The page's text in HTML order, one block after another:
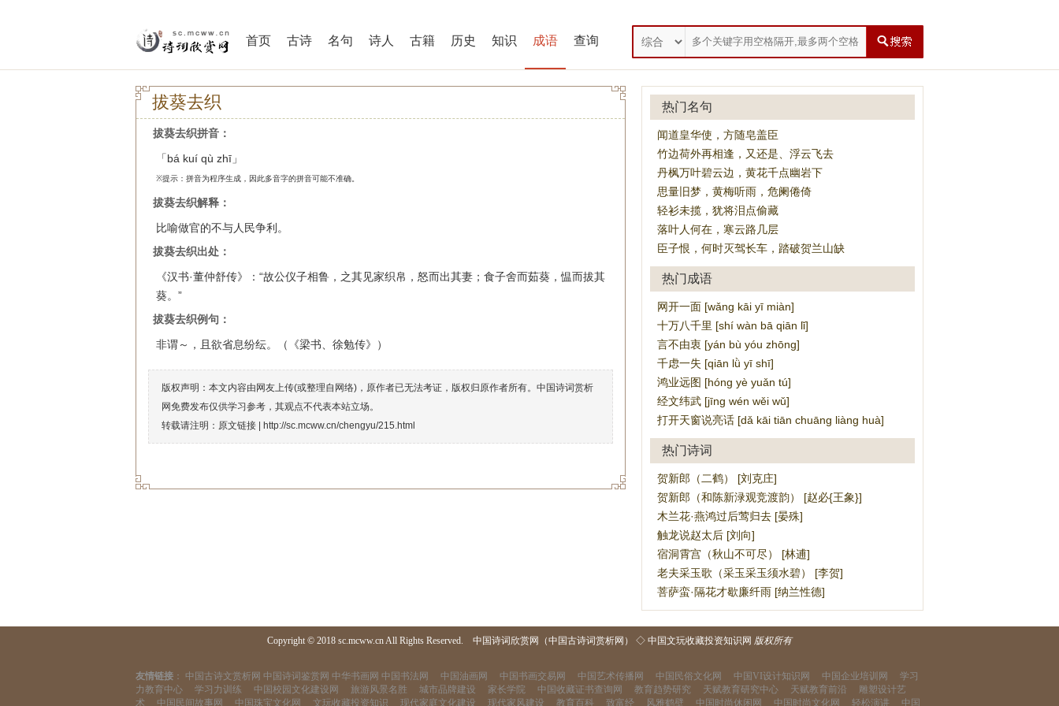
首页 古诗 名句 诗人 古籍 历史 知识 成语 查询
拔葵去织
拔葵去织拼音：
「bá kuí qù zhī」
※提示：拼音为程序生成，因此多音字的拼音可能不准确。
拔葵去织解释：
比喻做官的不与人民争利。
拔葵去织出处：
《汉书·董仲舒传》：“故公仪子相鲁，之其见家织帛，怒而出其妻；食子舍而茹葵，愠而拔其
葵。”
拔葵去织例句：
非谓～，且欲省息纷纭。（《梁书、徐勉传》）
版权声明：本文内容由网友上传(或整理自网络)，原作者已无法考证，版权归原作者所有。中国诗词赏析
网免费发布仅供学习参考，其观点不代表本站立场。
转载请注明：原文链接 |
http://sc.mcww.cn/chengyu/215.html
热门名句
闻道皇华使，方随皂盖臣
竹边荷外再相逢，又还是、浮云飞去
丹枫万叶碧云边，黄花千点幽岩下
思量旧梦，黄梅听雨，危阑倦倚
轻衫未揽，犹将泪点偷藏
落叶人何在，寒云路几层
臣子恨，何时灭驾长车，踏破贺兰山缺
热门成语
网开一面 [wǎng kāi yī miàn]
十万八千里 [shí wàn bā qiān lǐ]
言不由衷 [yán bù yóu zhōng]
千虑一失 [qiān lǜ yī shī]
鸿业远图 [hóng yè yuǎn tú]
经文纬武 [jīng wén wěi wǔ]
打开天窗说亮话 [dǎ kāi tiān chuāng liàng huà]
热门诗词
贺新郎（二鹤） [刘克庄]
贺新郎（和陈新渌观竞渡韵） [赵必{王象}]
木兰花·燕鸿过后莺归去 [晏殊]
触龙说赵太后 [刘向]
宿洞霄宫（秋山不可尽） [林逋]
老夫采玉歌（采玉采玉须水碧） [李贺]
菩萨蛮·隔花才歇廉纤雨 [纳兰性德]
Copyright © 2018 sc.mcww.cn All Rights Reserved. 中国诗词欣赏网（中国古诗词赏析网） ◇ 中国文玩收藏投资知识网 版权所有
友情链接 ： 中国古诗文赏析网 中国诗词鉴赏网 中华书画网 中国书法网 中国油画网 中国书画交易网 中国艺术传播网 中国民俗文化网 中国VI设计知识网 中国企业培训网
学习
力教育中心
学习力训练 中国校园文化建设网 旅游风景名胜 城市品牌建设 家长学院 中国收藏证书查询网 教育趋势研究 天赋教育研究中心 天赋教育前沿
雕塑设计艺
术
中国民间故事网 中国珠宝文化网 文玩收藏投资知识 现代家庭文化建设 现代家风建设 教育百科 致富经 风雅鹤壁 中国时尚休闲网 中国时尚文化网 轻松演讲 中国